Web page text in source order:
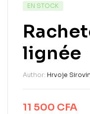
EN STOCK
lignée
Author: Hrvoje
11 500 CFA